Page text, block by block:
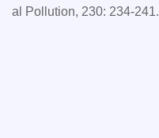
al Pollution, 230: 234-241.